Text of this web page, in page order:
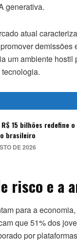
generativa.
atual
um ambiente
R$ 15 bilhões redefine
brasileiro
DE 2026
risco e a
para a
que 51% dos
por